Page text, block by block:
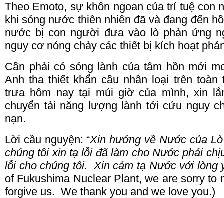
Theo Emoto, sự khôn ngoan của trí tuệ con
khi sóng nước thiên nhiên đã và đang đến
nước bị con người đưa vào lò phản ứng
nguy cơ nóng chảy các thiết bị kích hoạt
Cần phải có sóng lành của tâm hồn mới
Anh tha thiết khẩn cầu nhân loại trên
trưa hôm nay tại múi giờ của mình, xin
chuyển tải năng lượng lành tới cứu nguy
nạn.
Lời cầu nguyện: “Xin hướng về Nước của
chúng tôi xin tạ lỗi đã làm cho Nước phải
lỗi cho chúng tôi. Xin cảm tạ Nước với lòng
of Fukushima Nuclear Plant, we are sorry
forgive us. We thank you and we love you.)